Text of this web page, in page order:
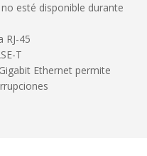
esté disponible durante
RJ-45
T
Ethernet permite